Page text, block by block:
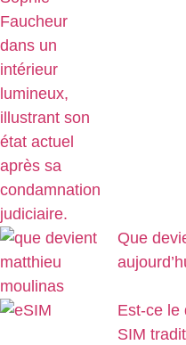
Que
Est-ce le
SIM